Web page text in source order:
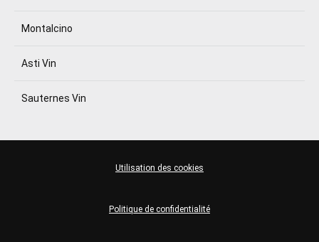
Montalcino
Asti Vin
Sauternes Vin
Politique de confidentialité
Utilisation des cookies